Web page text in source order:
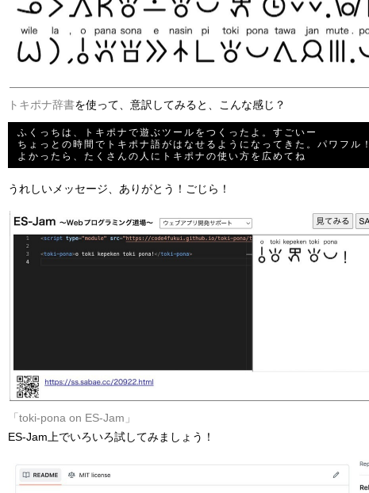
トキポナ辞書を使って、意訳してみると、こんな感じ？
ふくっちは、トキポナで遊ぶツールをつくったよ。すごいー
ちょっとの時間でトキポナ語がはなせるようになってきた。パワフル！
うれしいメッセージ、ありがとう！ごじら！
「toki-pona on ES-Jam」
ES-Jam上でいろいろ試してみましょう！